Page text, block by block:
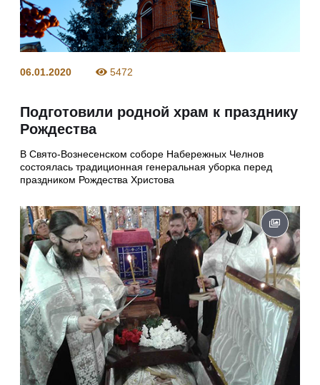
06.01.2020 5472
Подготовили родной храм к празднику
Рождества
В Свято-Вознесенском соборе Набережных Челнов
состоялась традиционная генеральная уборка перед
праздником Рождества Христова